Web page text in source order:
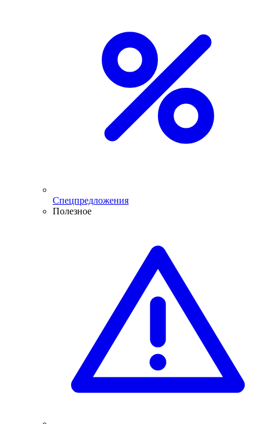
Спецпредложения
Полезное